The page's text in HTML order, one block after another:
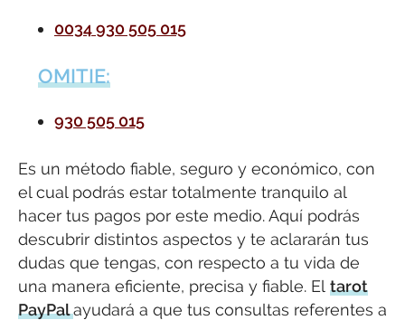
0034 930 505 015
OMITIE:
930 505 015
Es un método fiable, seguro y económico, con
el cual podrás estar totalmente tranquilo al
hacer tus pagos por este medio. Aquí podrás
descubrir distintos aspectos y te aclararán tus
dudas que tengas, con respecto a tu vida de
una manera eficiente, precisa y fiable. El tarot
PayPalayudará a que tus consultas referentes a